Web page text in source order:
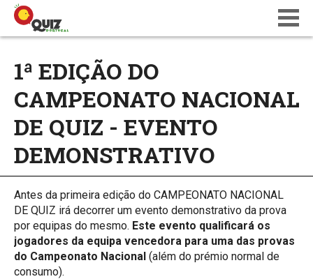
CALENDÁRIO
QUIZ NATIONS PT 18
1ª EDIÇÃO DO
CAMPEONATO NACIONAL
DE QUIZ - EVENTO
DEMONSTRATIVO
Antes da primeira edição do CAMPEONATO NACIONAL
DE QUIZ irá decorrer um evento demonstrativo da prova
por equipas do mesmo. Este evento qualificará os
jogadores da equipa vencedora para uma das provas
do Campeonato Nacional (além do prémio normal de
consumo).